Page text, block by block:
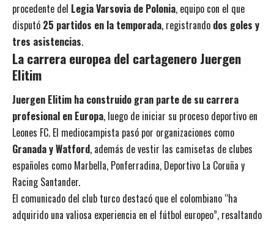
procedente del Legia Varsovia de Polonia, equipo con el que
disputó 25 partidos en la temporada, registrando dos goles y
tres asistencias.
La carrera europea del cartagenero Juergen
Elitim
Juergen Elitim ha construido gran parte de su carrera
profesional en Europa, luego de iniciar su proceso deportivo en
Leones FC. El mediocampista pasó por organizaciones como
Granada y Watford, además de vestir las camisetas de clubes
españoles como Marbella, Ponferradina, Deportivo La Coruña y
Racing Santander.
El comunicado del club turco destacó que el colombiano “ha
adquirido una valiosa experiencia en el fútbol europeo”, resaltando